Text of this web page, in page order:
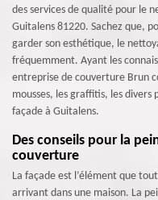
des services de qualité pour le
Guitalens 81220. Sachez que,
garder son esthétique, le
fréquemment. Ayant les
entreprise de couverture Brun
mousses, les graffitis, les
façade à Guitalens.
Des conseils pour la
couverture
La façade est l’élément que
arrivant dans une maison. La